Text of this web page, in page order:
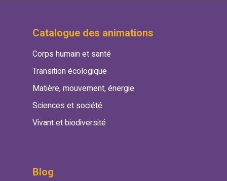
Catalogue des animations
Corps humain et santé
Transition écologique
Matière, mouvement, énergie
Sciences et société
Vivant et biodiversité
Blog